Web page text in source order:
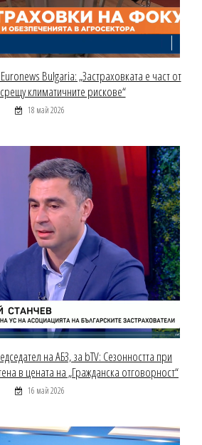
Bulgaria: „Застраховката е част от
климатичните рискове“
18 май 2026
на АБЗ, за bTV: Сезонността при
в цената на „Гражданска отговорност“
16 май 2026